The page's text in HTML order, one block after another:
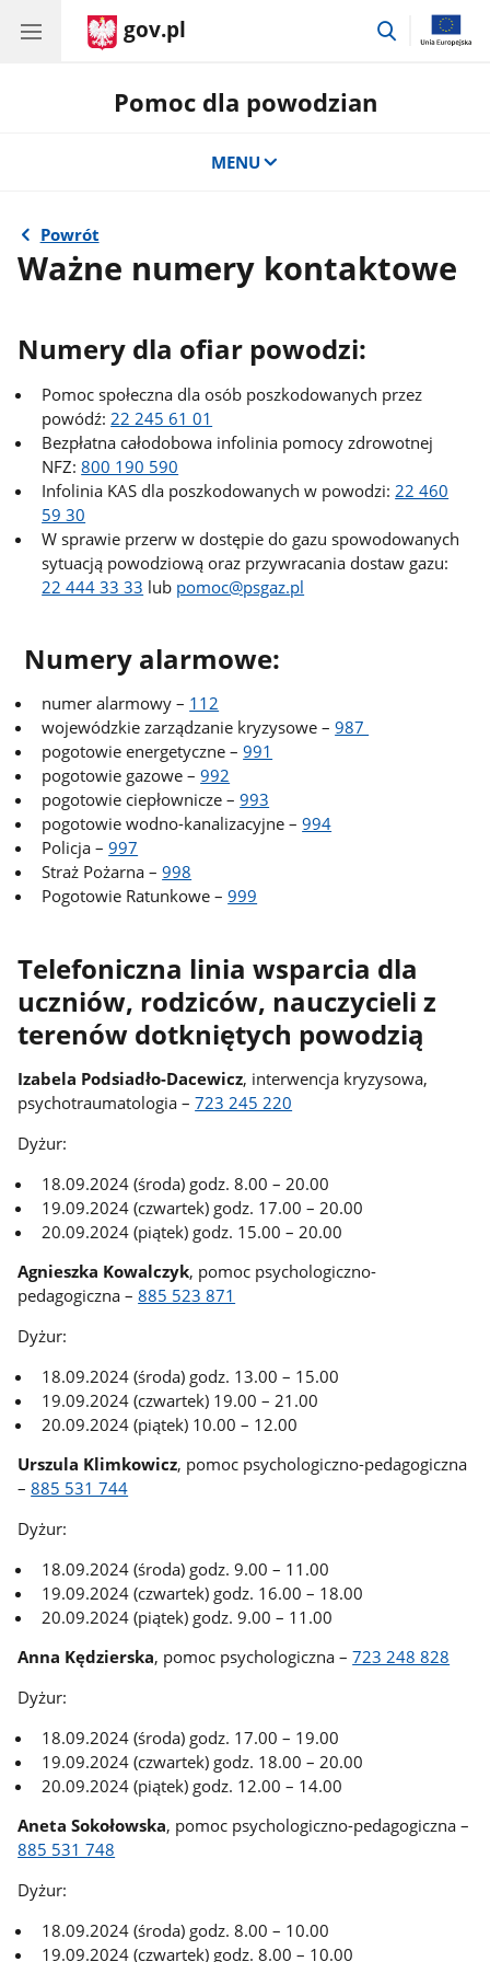
gov.pl
przejdź
Pomoc dla powodzian
MENU
Powrót
Ważne numery kontaktowe
Numery dla ofiar powodzi:
Pomoc społeczna dla osób poszkodowanych przez
powódź: 22 245 61 01
Bezpłatna całodobowa infolinia pomocy zdrowotnej
NFZ:800 190 590
Infolinia KAS dla poszkodowanych w powodzi: 22 460
59 30
W sprawie przerw w dostępie do gazu spowodowanych
sytuacją powodziową oraz przywracania dostaw gazu:
22 444 33 33 lub pomoc@psgaz.pl
Numery alarmowe:
numer alarmowy – 112
wojewódzkie zarządzanie kryzysowe –987
pogotowie energetyczne –991
pogotowie gazowe –992
pogotowie ciepłownicze –993
pogotowie wodno-kanalizacyjne –994
Policja –997
Straż Pożarna –998
Pogotowie Ratunkowe –999
Telefoniczna linia wsparcia dla
uczniów, rodziców, nauczycieli z
terenów dotkniętych powodzią
Izabela Podsiadło-Dacewicz, interwencja kryzysowa,
psychotraumatologia –723 245 220
Dyżur:
18.09.2024 (środa) godz. 8.00 – 20.00
19.09.2024 (czwartek) godz. 17.00 – 20.00
20.09.2024 (piątek) godz. 15.00 – 20.00
Agnieszka Kowalczyk, pomoc psychologiczno-
pedagogiczna –885 523 871
Dyżur:
18.09.2024 (środa) godz. 13.00 – 15.00
19.09.2024 (czwartek) 19.00 – 21.00
20.09.2024 (piątek) 10.00 – 12.00
Urszula Klimkowicz, pomoc psychologiczno-pedagogiczna
–885 531 744
Dyżur:
18.09.2024 (środa) godz. 9.00 – 11.00
19.09.2024 (czwartek) godz. 16.00 – 18.00
20.09.2024 (piątek) godz. 9.00 – 11.00
Anna Kędzierska, pomoc psychologiczna –723 248 828
Dyżur:
18.09.2024 (środa) godz. 17.00 – 19.00
19.09.2024 (czwartek) godz. 18.00 – 20.00
20.09.2024 (piątek) godz. 12.00 – 14.00
Aneta Sokołowska, pomoc psychologiczno-pedagogiczna –
885 531 748
Dyżur:
18.09.2024 (środa) godz. 8.00 – 10.00
19.09.2024 (czwartek) godz. 8.00 – 10.00